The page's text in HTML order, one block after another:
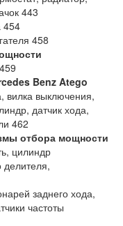
443
454
458
Benz Atego
вилка выключения,
датчик хода,
462
отбора мощности
цилиндр
делителя,
заднего хода,
частоты